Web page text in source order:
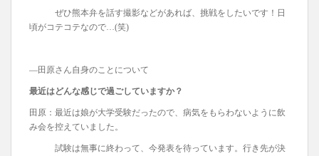
ぜひ熊本弁を話す撮影などがあれば、挑戦をしたいです！日
頃がコテコテなので…(笑)
―田原さん自身のことについて
最近はどんな感じで過ごしていますか？
田原：最近は娘が大学受験だったので、病気をもらわないように飲
み会を控えていました。
試験は無事に終わって、今発表を待っています。行き先が決